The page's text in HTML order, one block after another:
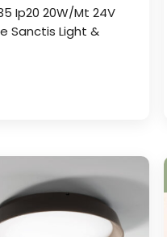
Ip20 20W/Mt 24V
Sanctis Light &